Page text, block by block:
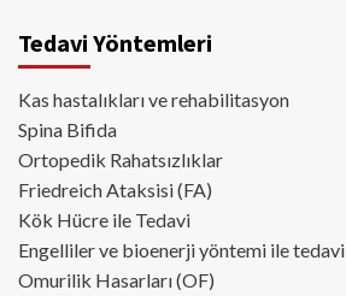
Tedavi Yöntemleri
Kas hastalıkları ve rehabilitasyon
Spina Bifida
Ortopedik Rahatsızlıklar
Friedreich Ataksisi (FA)
Kök Hücre ile Tedavi
Engelliler ve bioenerji yöntemi ile tedavi
Omurilik Hasarları (OF)